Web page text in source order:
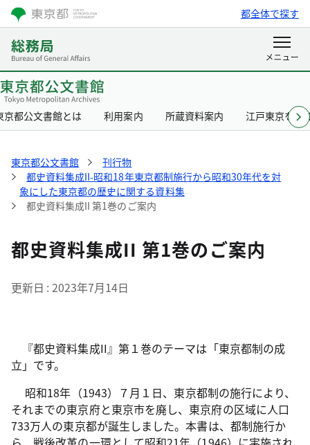
都全体で探す
京都公文書館とは 利用案内 所蔵資料案内 江戸東京を知
東京都公文書館
刊行物
都史資料集成II-昭和18年東京都制施行から昭和30年代を対
象にした東京都の歴史に関する資料集
都史資料集成II 第1巻のご案内
都史資料集成II 第1巻のご案内
更新日 2023年7月14日
『都史資料集成II』第１巻のテーマは「東京都制の成
立」です。
昭和18年（1943）７月１日、東京都制の施行により、
それまでの東京府と東京市を廃し、東京府の区域に人口
733万人の東京都が誕生しました。本書は、都制施行か